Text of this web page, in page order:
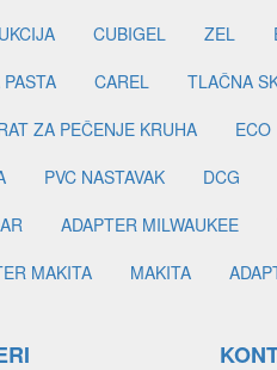
CUBIGEL ZEL
CAREL TLAČNA
ZA PEČENJE KRUHA ECO
PVC NASTAVAK DCG
ADAPTER MILWAUKEE
MAKITA MAKITA